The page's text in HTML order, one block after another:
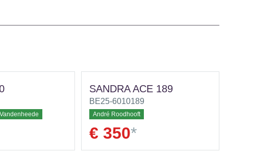
SANDRA ACE 189
BE25-6010189
André Roodhooft
€ 350*